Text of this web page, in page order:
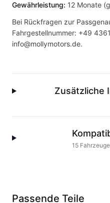
Gewährleistung: 12 Monate
Bei Rückfragen zur
Fahrgestellnummer: +49
info@mollymotors.de.
Zusätzliche
15 Fahrzeuge
Passende Teile